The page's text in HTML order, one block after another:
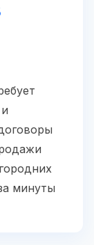
минуты